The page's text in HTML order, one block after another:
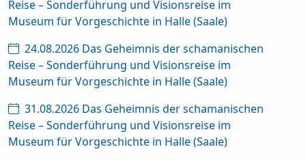
Reise – Sonderführung und Visionsreise im
Museum für Vorgeschichte in Halle (Saale)
24.08.2026 Das Geheimnis der schamanischen
Reise – Sonderführung und Visionsreise im
Museum für Vorgeschichte in Halle (Saale)
31.08.2026 Das Geheimnis der schamanischen
Reise – Sonderführung und Visionsreise im
Museum für Vorgeschichte in Halle (Saale)